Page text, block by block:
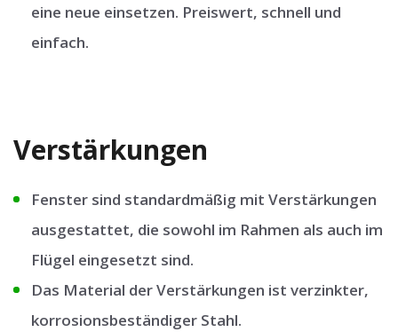
eine neue einsetzen. Preiswert, schnell und
einfach.
Verstärkungen
Fenster sind standardmäßig mit Verstärkungen
ausgestattet, die sowohl im Rahmen als auch im
Flügel eingesetzt sind.
Das Material der Verstärkungen ist verzinkter,
korrosionsbeständiger Stahl.